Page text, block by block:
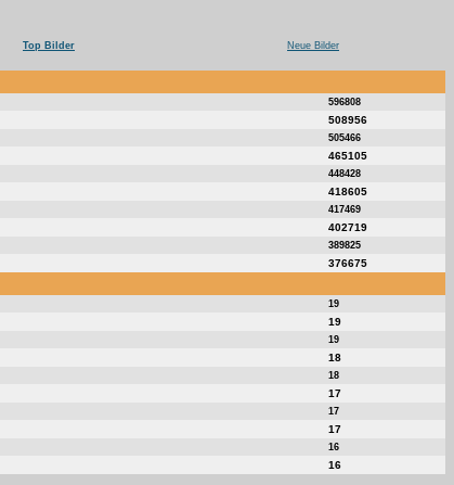
Top Bilder Neue Bilder
596808
508956
505466
465105
448428
418605
417469
402719
389825
376675
19
19
19
18
18
17
17
17
16
16